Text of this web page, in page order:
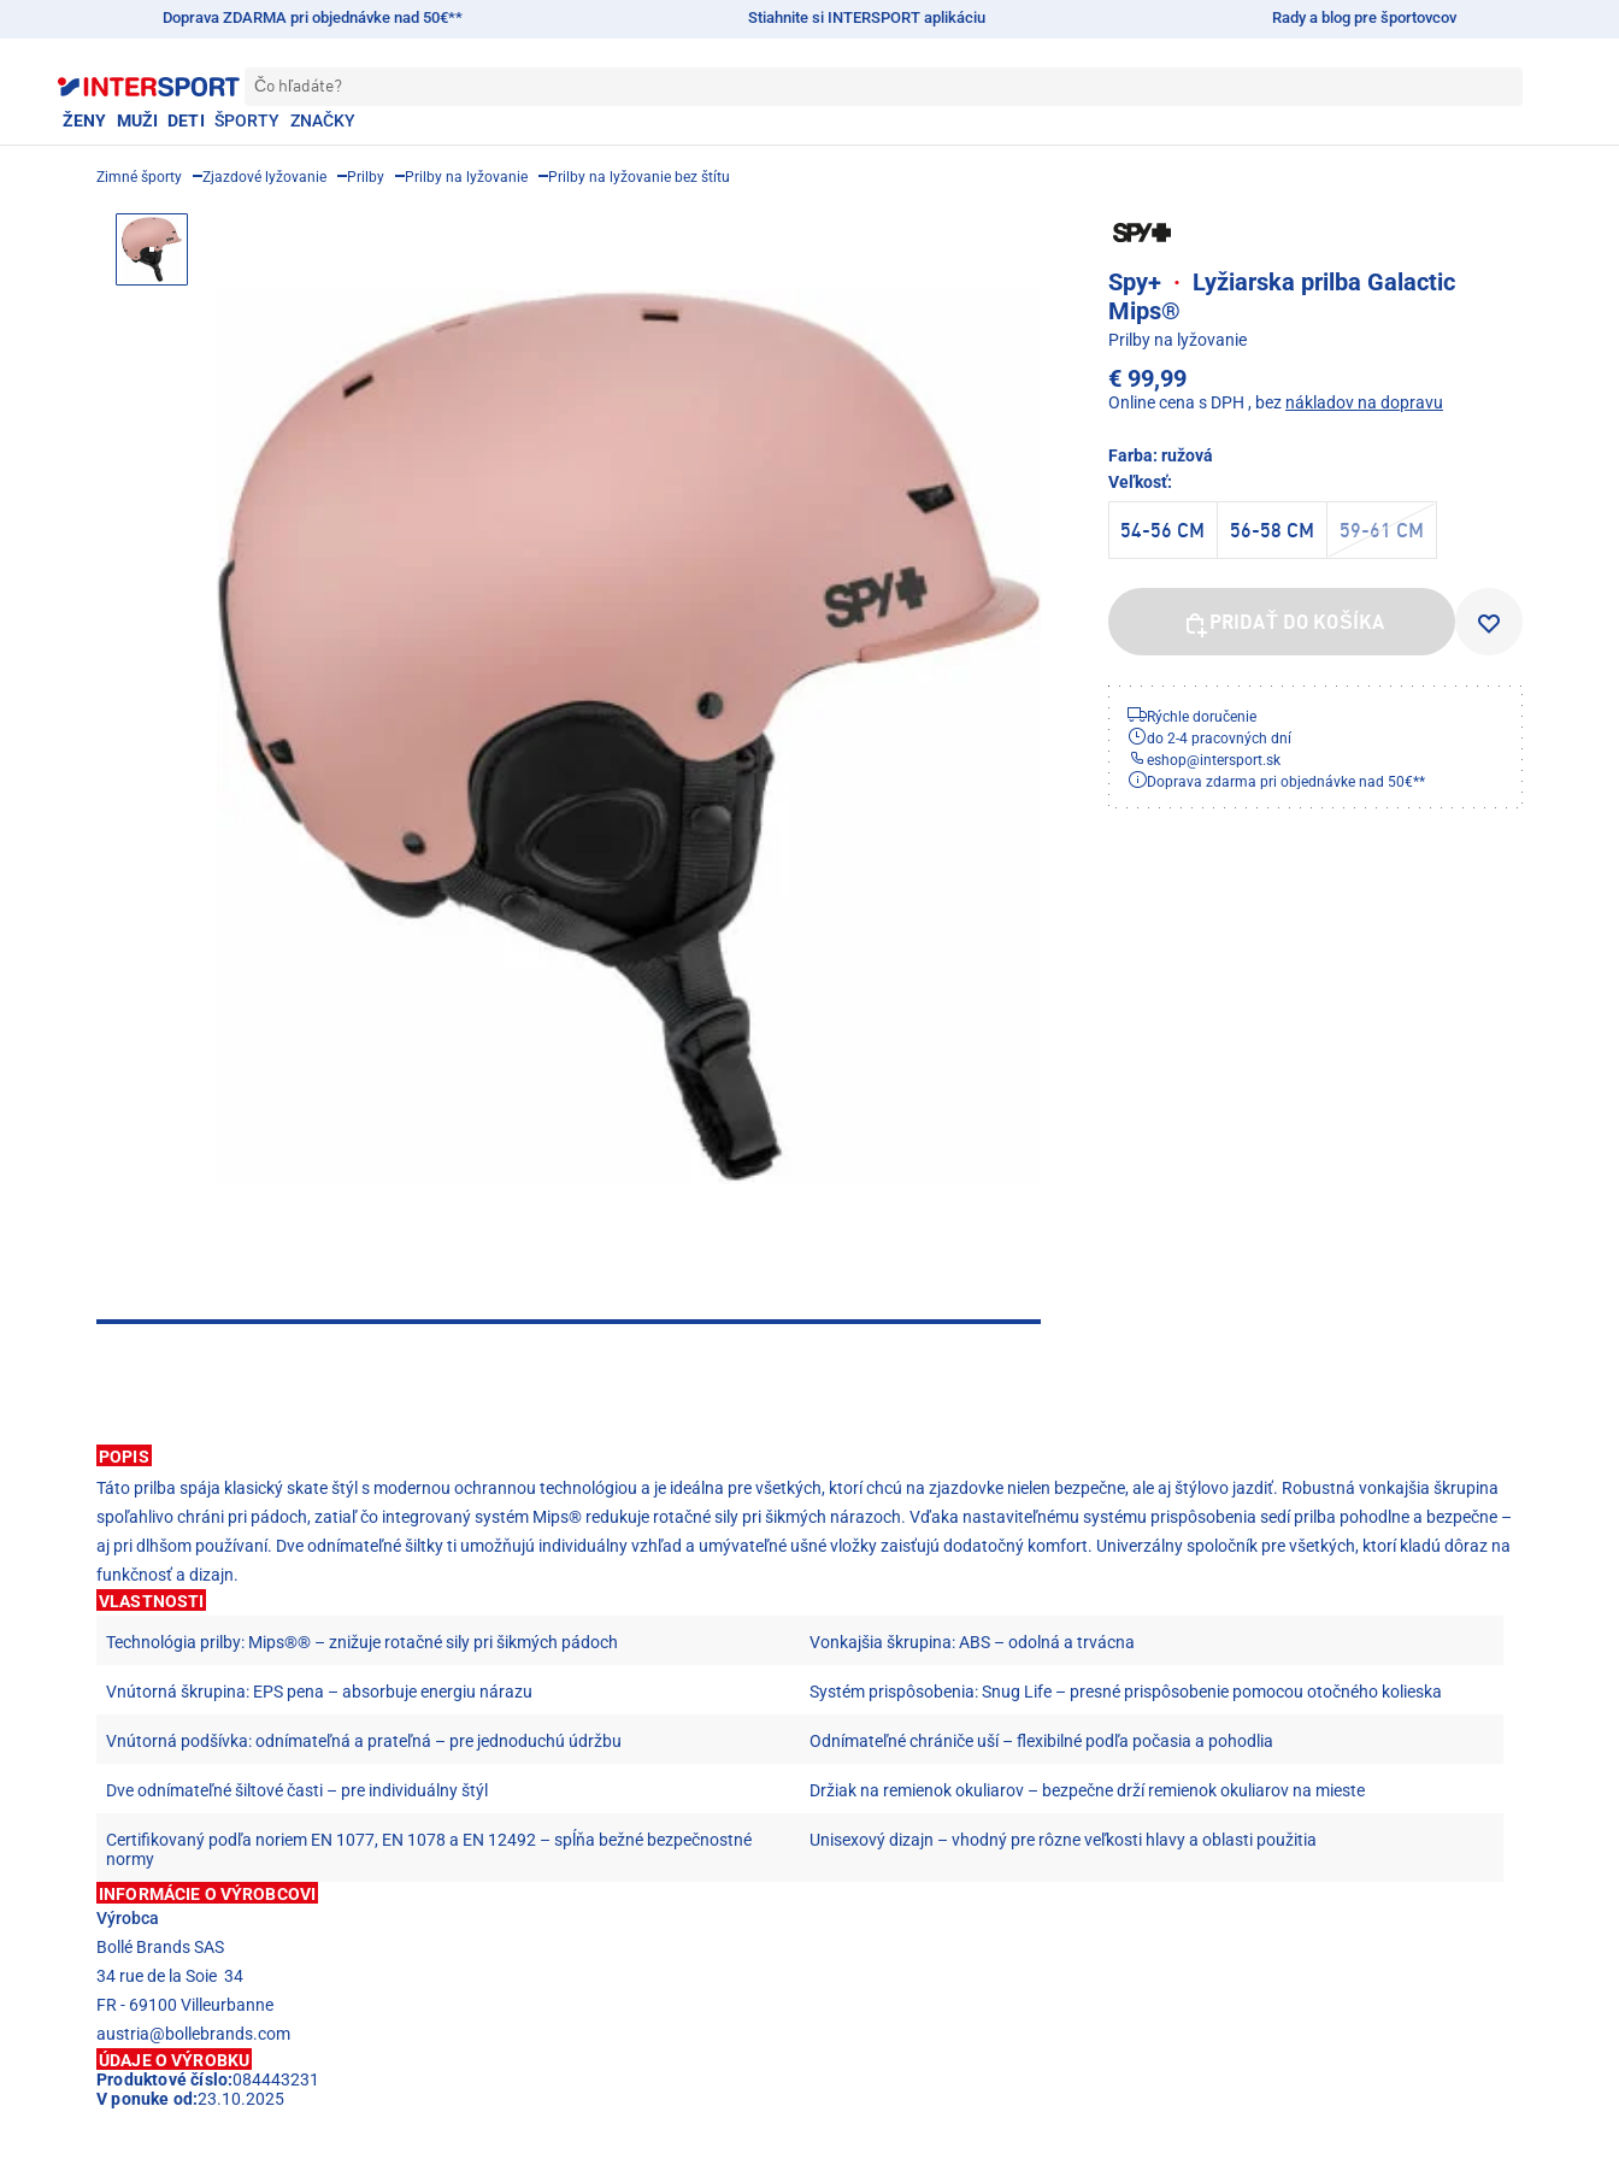
Doprava ZDARMA pri objednávke nad 50€** Stiahnite si INTERSPORT aplikáciu Rady a blog pre športovcov
Čo hľadáte?
ŽENY MUŽI DETI ŠPORTY ZNAČKY
Zimné športy Zjazdové lyžovanie Prilby Prilby na lyžovanie Prilby na lyžovanie bez štítu
Spy+ · Lyžiarska prilba Galactic
Mips®
Prilby na lyžovanie
€ 99,99
Online cena s DPH , bez nákladov na dopravu
Farba: ružová
Veľkosť:
54-56 CM 56-58 CM 59-61 CM
PRIDAŤ DO KOŠÍKA
Rýchle doručenie
do 2-4 pracovných dní
eshop@intersport.sk
Doprava zdarma pri objednávke nad 50€**
POPIS
Táto prilba spája klasický skate štýl s modernou ochrannou technológiou a je ideálna pre všetkých, ktorí chcú na zjazdovke nielen bezpečne, ale aj štýlovo jazdiť. Robustná vonkajšia škrupina
spoľahlivo chráni pri pádoch, zatiaľ čo integrovaný systém Mips® redukuje rotačné sily pri šikmých nárazoch. Vďaka nastaviteľnému systému prispôsobenia sedí prilba pohodlne a bezpečne –
aj pri dlhšom používaní. Dve odnímateľné šiltky ti umožňujú individuálny vzhľad a umývateľné ušné vložky zaisťujú dodatočný komfort. Univerzálny spoločník pre všetkých, ktorí kladú dôraz na
funkčnosť a dizajn.
VLASTNOSTI
Technológia prilby: Mips®® – znižuje rotačné sily pri šikmých pádoch Vonkajšia škrupina: ABS – odolná a trvácna
Vnútorná škrupina: EPS pena – absorbuje energiu nárazu Systém prispôsobenia: Snug Life – presné prispôsobenie pomocou otočného kolieska
Vnútorná podšívka: odnímateľná a prateľná – pre jednoduchú údržbu Odnímateľné chrániče uší – flexibilné podľa počasia a pohodlia
Dve odnímateľné šiltové časti – pre individuálny štýl Držiak na remienok okuliarov – bezpečne drží remienok okuliarov na mieste
Certifikovaný podľa noriem EN 1077, EN 1078 a EN 12492 – spĺňa bežné bezpečnostné
normy
Unisexový dizajn – vhodný pre rôzne veľkosti hlavy a oblasti použitia
INFORMÁCIE O VÝROBCOVI
Výrobca
Bollé Brands SAS
34 rue de la Soie 34
FR - 69100 Villeurbanne
austria@bollebrands.com
ÚDAJE O VÝROBKU
Produktové číslo:084443231
V ponuke od:23.10.2025